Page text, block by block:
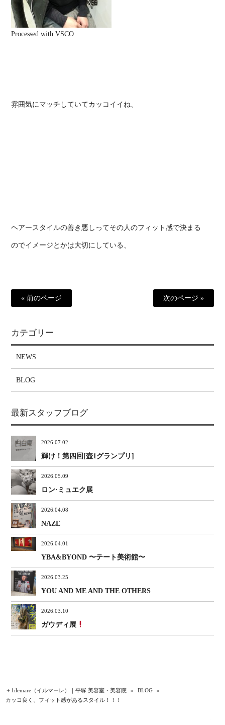
Processed with VSCO
雰囲気にマッチしていてカッコイイね、
ヘアースタイルの善き悪しってその人のフィット感で決まる
のでイメージとかは大切にしている、
« 前のページ 次のページ »
カテゴリー
NEWS
BLOG
最新スタッフブログ
2026.07.02
輝け！第四回[壺1グランプリ]
2026.05.09
ロン·ミュエク展
2026.04.08
NAZE
2026.04.01
YBA&BYOND 〜テート美術館〜
2026.03.25
YOU AND ME AND THE OTHERS
2026.03.10
ガウディ展
＋1ilemare（イルマーレ）｜平塚 美容室・美容院 » BLOG
»
カッコ良く、フィット感があるスタイル！！！